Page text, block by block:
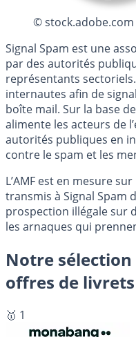
© stock.adobe.com
Signal Spam est une
par des autorités
représentants
internautes afin de
boîte mail. Sur la base
alimente les acteurs de
autorités publiques en
contre le spam et les
L’AMF est en mesure
transmis à Signal Spam
prospection illégale sur
les arnaques qui
Notre
offres de
🥇 1